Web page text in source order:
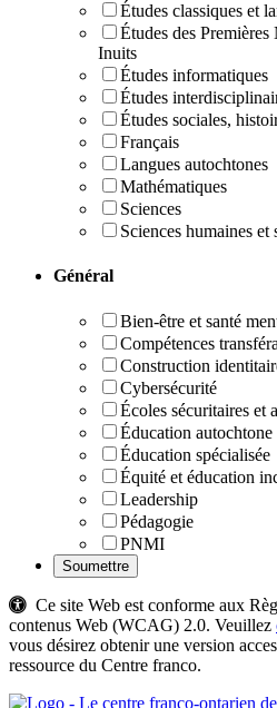
Études classiques et
Études des
Inuits
Études informatiques
Études
Études sociales,
Français
Langues autochtones
Mathématiques
Sciences
Sciences humaines et
Général
Bien-être et santé
Compétences
Construction
Cybersécurité
Écoles sécuritaires et
Éducation autochtone
Éducation spécialisée
Équité et éducation
Leadership
Pédagogie
PNMI
Ce site Web est conforme aux
contenus Web (WCAG) 2.0. Veuillez
vous désirez obtenir une version
ressource du Centre franco.